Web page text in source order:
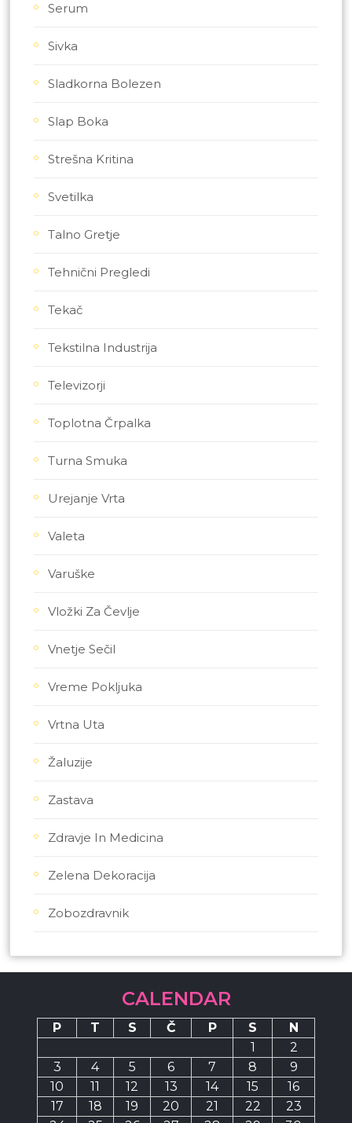
Serum
Sivka
Sladkorna Bolezen
Slap Boka
Strešna Kritina
Svetilka
Talno Gretje
Tehnični Pregledi
Tekač
Tekstilna Industrija
Televizorji
Toplotna Črpalka
Turna Smuka
Urejanje Vrta
Valeta
Varuške
Vložki Za Čevlje
Vnetje Sečil
Vreme Pokljuka
Vrtna Uta
Žaluzije
Zastava
Zdravje In Medicina
Zelena Dekoracija
Zobozdravnik
CALENDAR
P T S Č P S
N
1
2
3
4 5 6 7 8
9
10
11 12 13 14 15
16
17
18 19 20 21 22
23